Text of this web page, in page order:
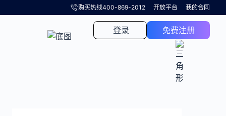
购买热线400-869-2012 开放平台 我的合同
登录 免费注册